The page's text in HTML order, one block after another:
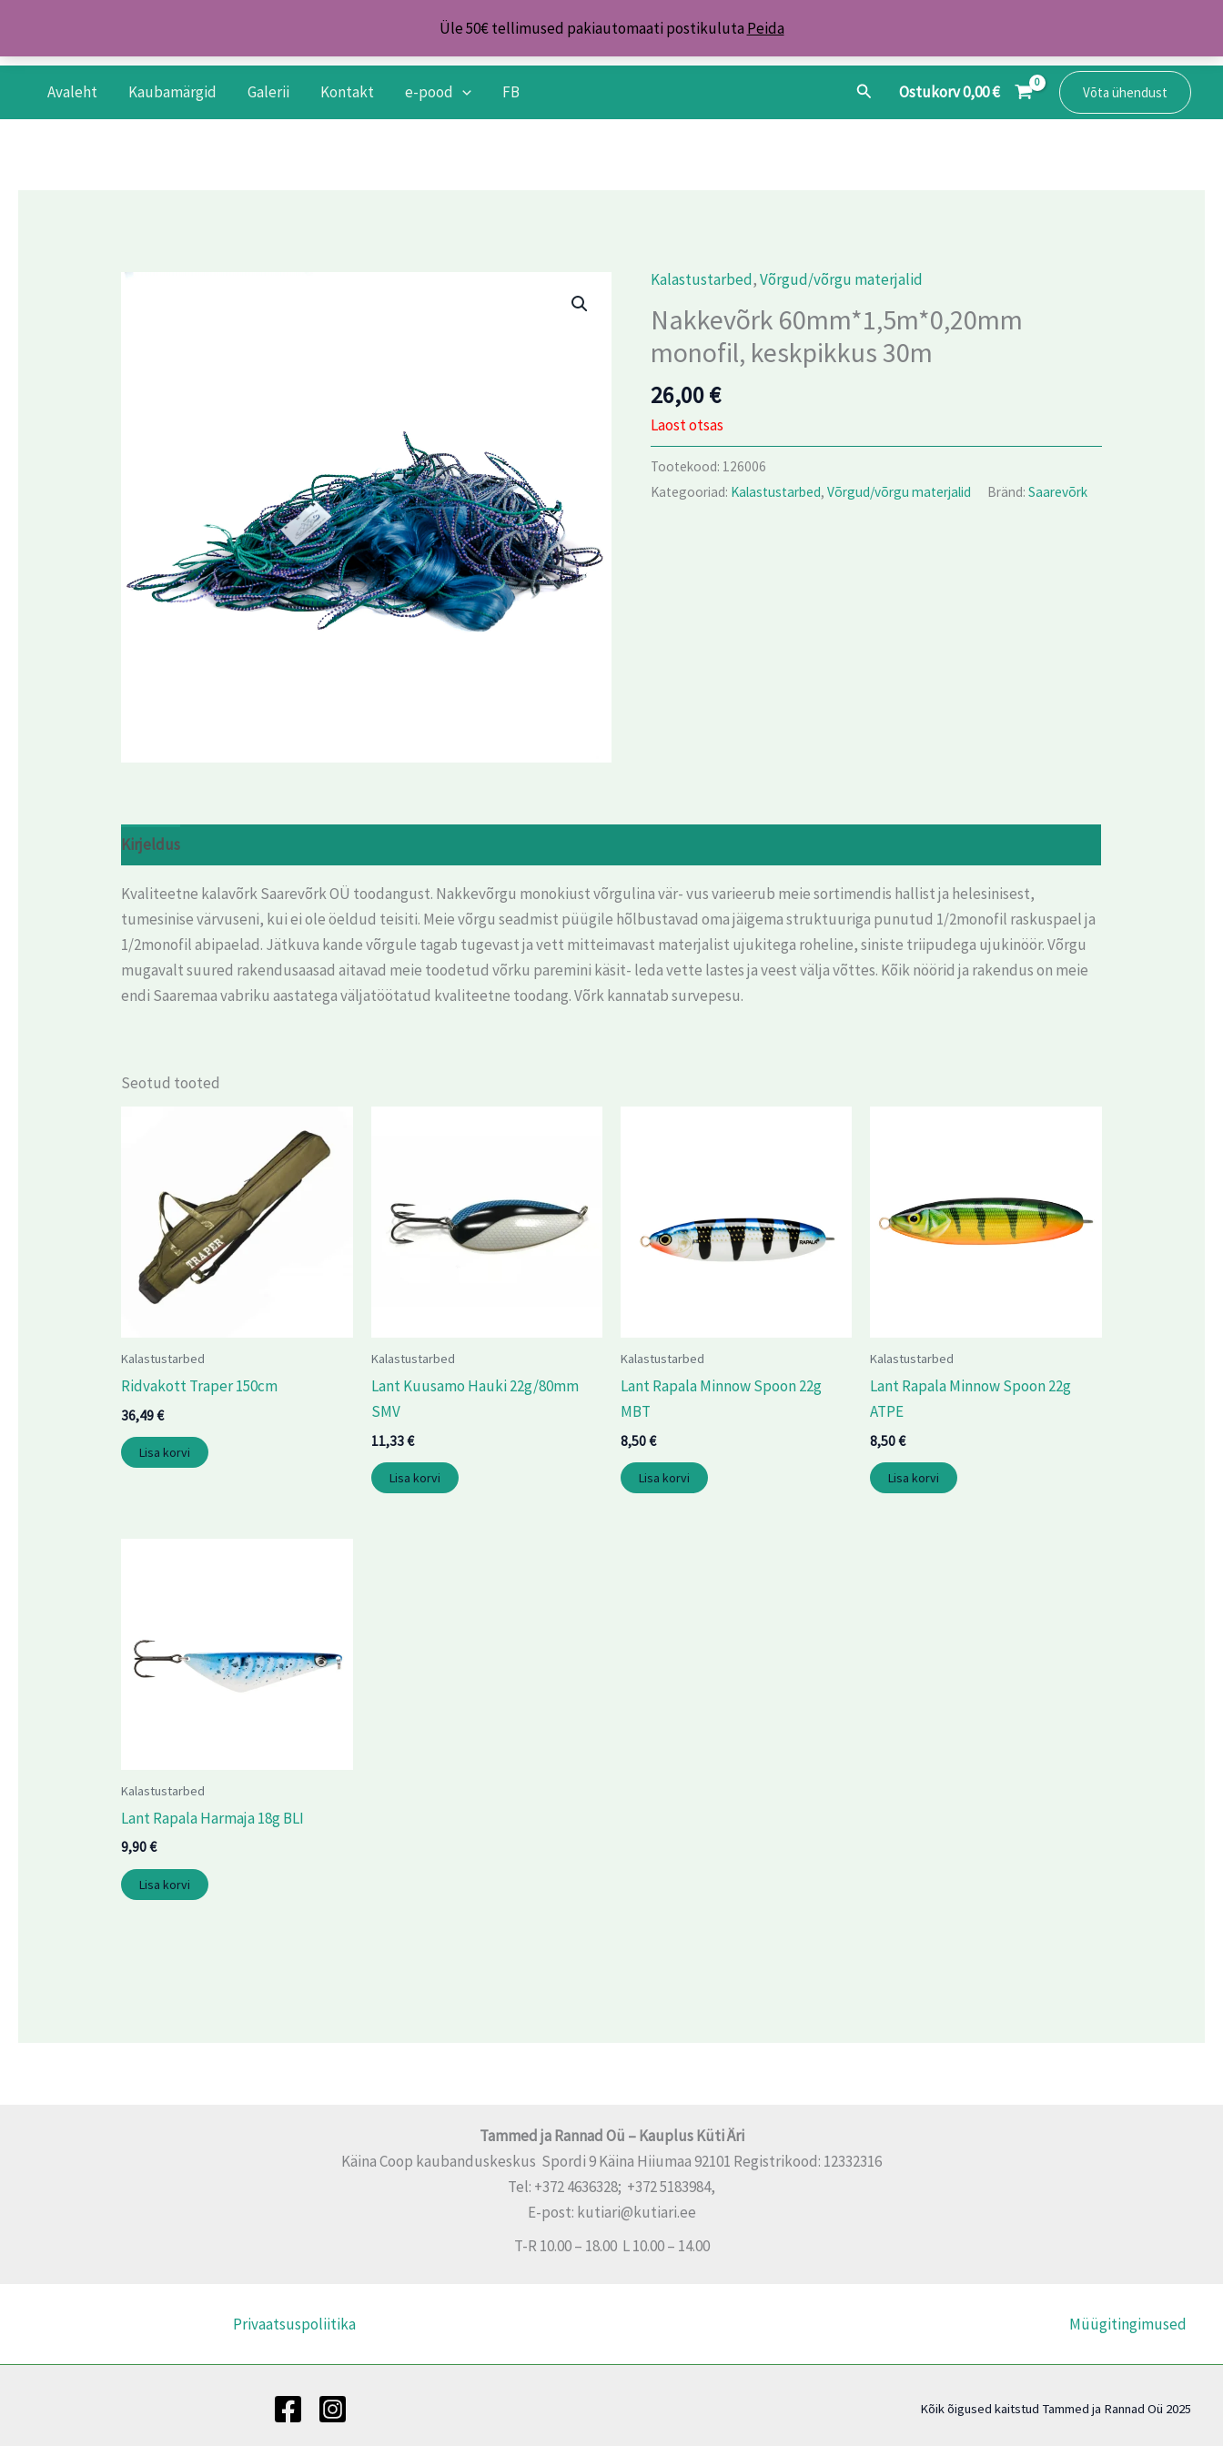
Üle 50€ tellimused pakiautomaati postikuluta Peida
content
Avaleht
Kaubamärgid Galerii Kontakt e-pood FB SearchOstukorv0,00€ Võta ühendust
Kalastustarbed,Võrgud/võrgu materjalid
Nakkevõrk 60mm*1,5m*0,20mm
monofil, keskpikkus 30m
26,00€
Laost otsas
Tootekood: 126006
Kategooriad: Kalastustarbed,Võrgud/võrgu materjalid Bränd:Saarevõrk
Kirjeldus
Kvaliteetne kalavõrk Saarevõrk OÜ toodangust. Nakkevõrgu monokiust võrgulina vär- vus varieerub meie sortimendis hallist ja helesinisest,
tumesinise värvuseni, kui ei ole öeldud teisiti. Meie võrgu seadmist püügile hõlbustavad oma jäigema struktuuriga punutud 1/2monofil raskuspael ja
1/2monofil abipaelad. Jätkuva kande võrgule tagab tugevast ja vett mitteimavast materjalist ujukitega roheline, siniste triipudega ujukinöör. Võrgu
mugavalt suured rakendusaasad aitavad meie toodetud võrku paremini käsit- leda vette lastes ja veest välja võttes. Kõik nöörid ja rakendus on meie
endi Saaremaa vabriku aastatega väljatöötatud kvaliteetne toodang. Võrk kannatab survepesu.
Seotud tooted
Kalastustarbed
Ridvakott Traper 150cm
36,49€
Lisa korvi
Kalastustarbed
Lant Kuusamo Hauki 22g/80mm
SMV
11,33€
Lisa korvi
Kalastustarbed
Lant Rapala Minnow Spoon 22g
MBT
8,50€
Lisa korvi
Kalastustarbed
Lant Rapala Minnow Spoon 22g
ATPE
8,50€
Lisa korvi
Kalastustarbed
Lant Rapala Harmaja 18g BLI
9,90€
Lisa korvi
Tammed ja Rannad Oü – Kauplus Küti Äri
Käina Coop kaubanduskeskus Spordi 9 Käina Hiiumaa 92101 Registrikood: 12332316
Tel: +372 4636328; +372 5183984,
E-post: kutiari@kutiari.ee
T-R 10.00 – 18.00 L 10.00 – 14.00
Privaatsuspoliitika Müügitingimused
Kõik õigused kaitstud Tammed ja Rannad Oü 2025